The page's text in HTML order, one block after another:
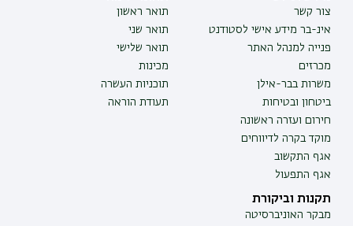
צור קשר
אינ-בר מידע אישי לסטודנט
פנייה למנהל האתר
מכרזים
משרות בבר-אילן
ביטחון ובטיחות
חירום ועזרה ראשונה
מוקד בקרה לדיווחים
אגף התקשוב
אגף התפעול
תואר ראשון
תואר שני
תואר שלישי
מכינות
תוכניות העשרה
תעודת הוראה
תקנות וביקורת
מבקר האוניברסיטה